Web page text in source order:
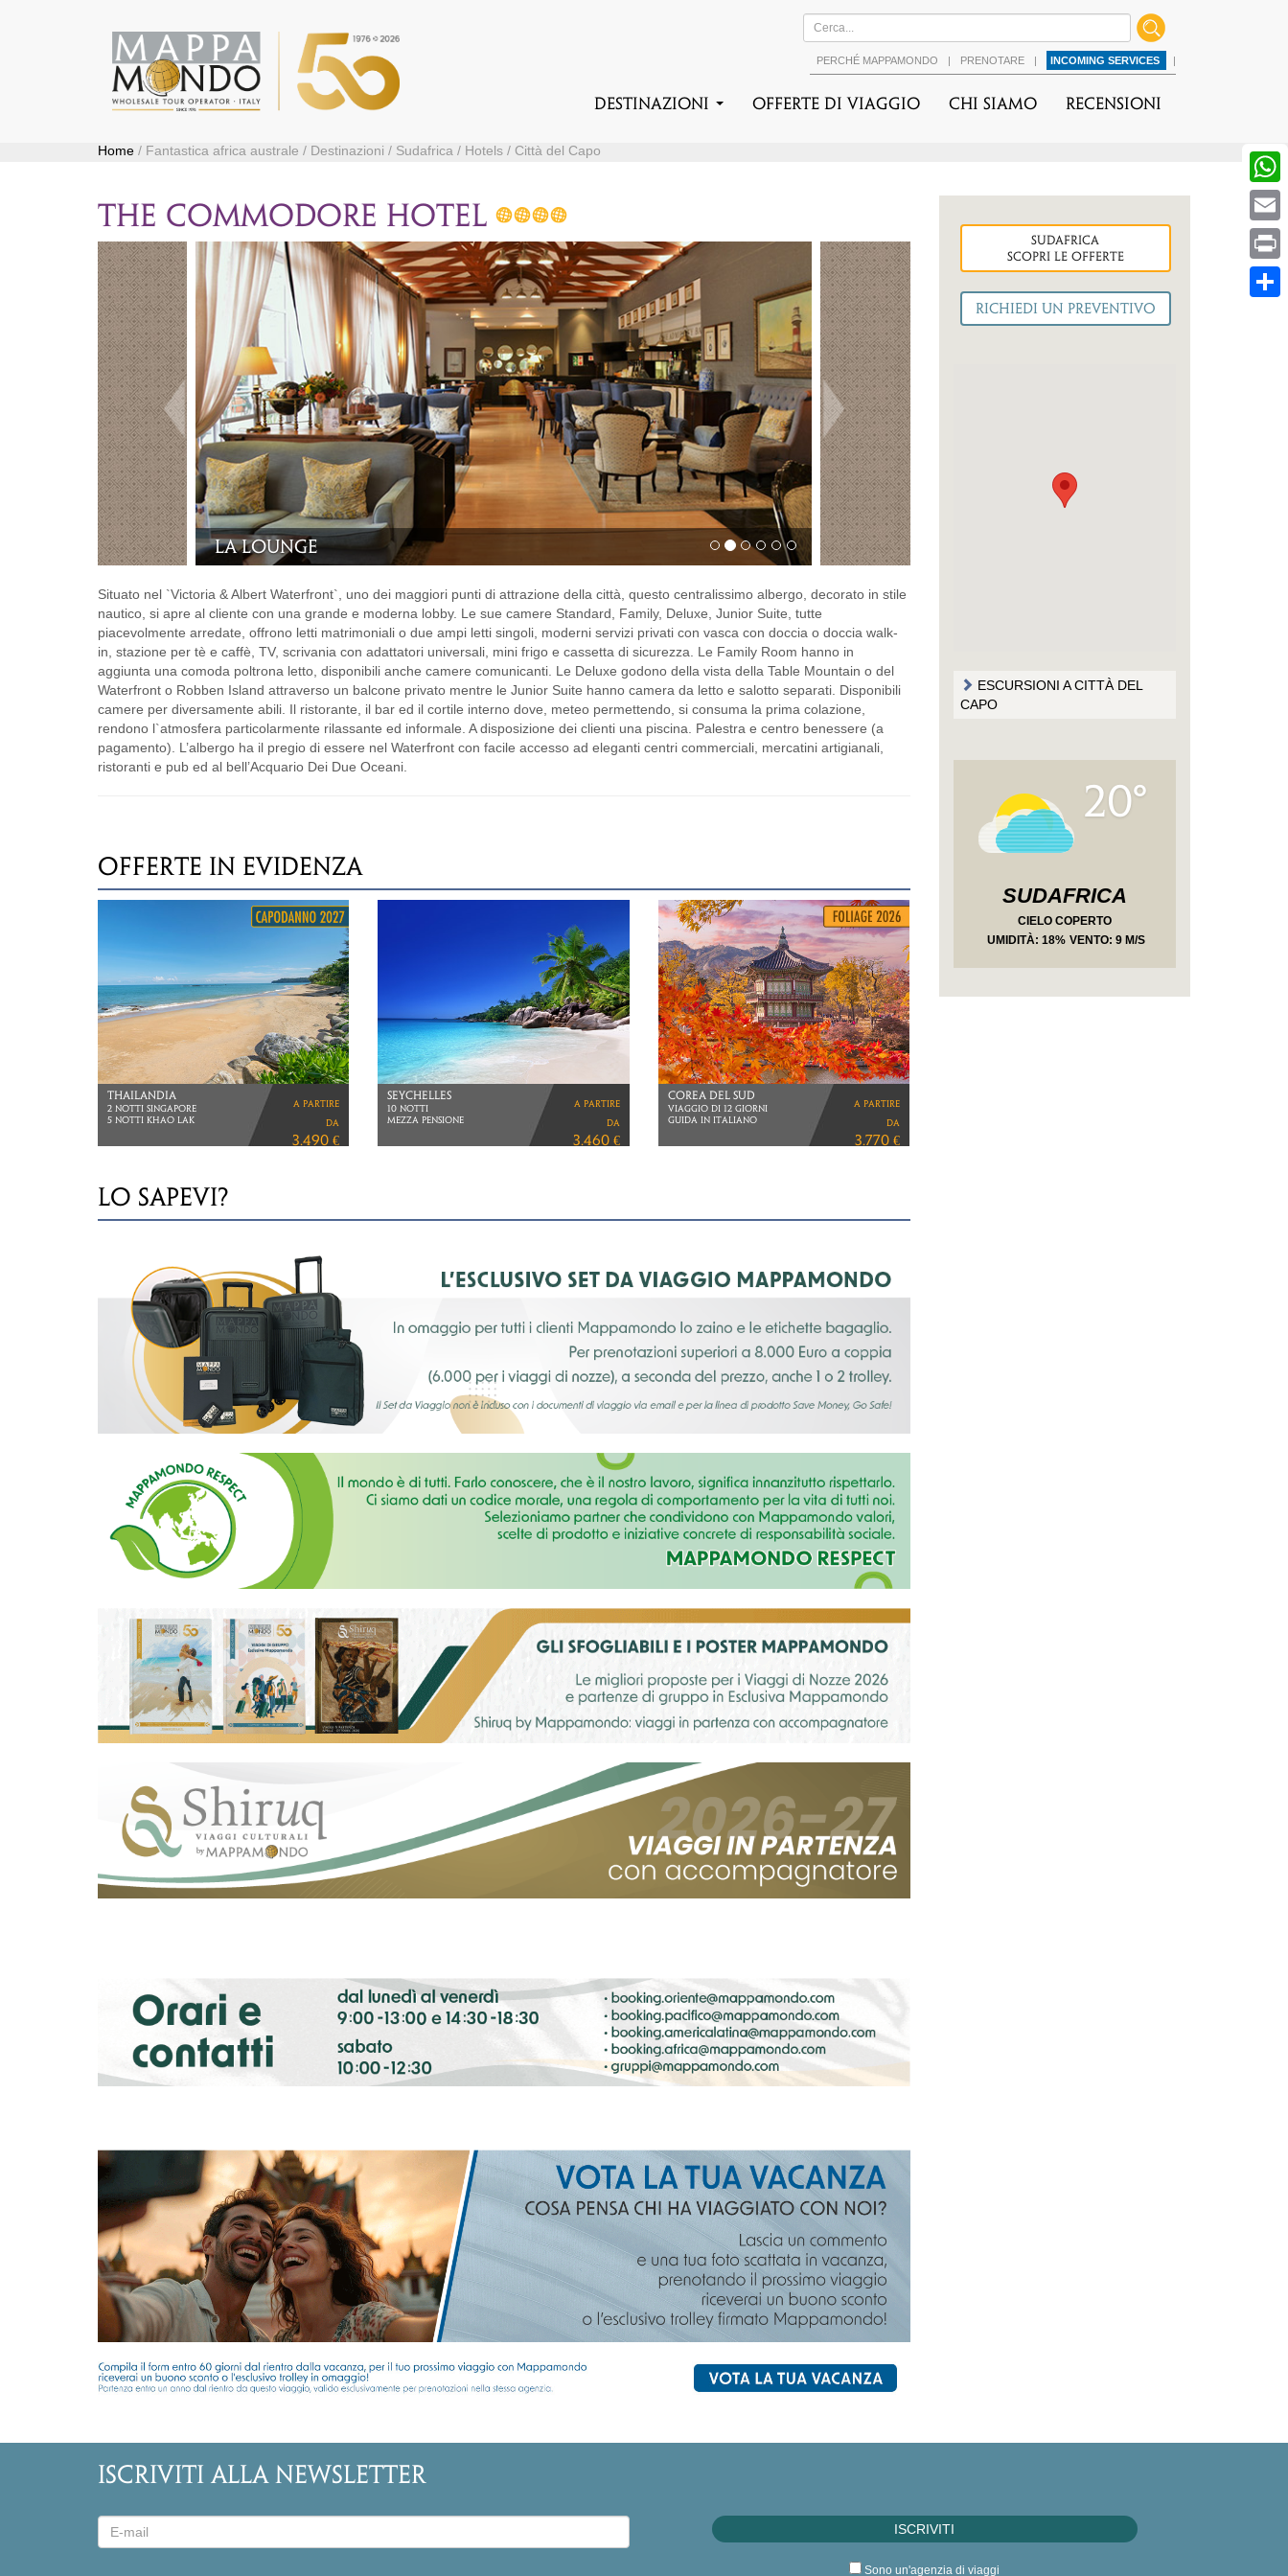
PERCHÉ MAPPAMONDO | PRENOTARE | INCOMING SERVICES |
DESTINAZIONI Offerte di viaggio Chi Siamo Recensioni
Home / Fantastica africa australe / Destinazioni / Sudafrica / Hotels / Città del Capo
THE COMMODORE HOTEL
Camera Standard Twin
Precedente Successiva
Situato nel `Victoria & Albert Waterfront`, uno dei maggiori punti di attrazione della città, questo centralissimo albergo, decorato in stile
nautico, si apre al cliente con una grande e moderna lobby. Le sue camere Standard, Family, Deluxe, Junior Suite, tutte
piacevolmente arredate, offrono letti matrimoniali o due ampi letti singoli, moderni servizi privati con vasca con doccia o doccia walk-
in, stazione per tè e caffè, TV, scrivania con adattatori universali, mini frigo e cassetta di sicurezza. Le Family Room hanno in
aggiunta una comoda poltrona letto, disponibili anche camere comunicanti. Le Deluxe godono della vista della Table Mountain o del
Waterfront o Robben Island attraverso un balcone privato mentre le Junior Suite hanno camera da letto e salotto separati. Disponibili
camere per diversamente abili. Il ristorante, il bar ed il cortile interno dove, meteo permettendo, si consuma la prima colazione,
rendono l`atmosfera particolarmente rilassante ed informale. A disposizione dei clienti una piscina. Palestra e centro benessere (a
pagamento). L’albergo ha il pregio di essere nel Waterfront con facile accesso ad eleganti centri commerciali, mercatini artigianali,
ristoranti e pub ed al bell’Acquario Dei Due Oceani.
OFFERTE IN EVIDENZA
GIAPPONE &
THAILANDIA
TOUR CON GUIDA
a partire
da
5.970 €
TANZANIA
SAFARI, MASAI E ZANZIBAR
VIAGGIO DI 15 GIORNI
a partire
da
4.890 €
MESSICO & GUATEMALA
VIAGGIO DI 14 GIORNI
a partire
da
4.570 €
LO SAPEVI?
sudafrica
Scopri le OFFERTE
ESCURSIONI A CITTÀ DEL
CAPO
20°
SUDAFRICA
CIELO COPERTO
UMIDITÀ: 18% VENTO: 9 M/S
ISCRIVITI ALLA NEWSLETTER
Sono un'agenzia di viaggi